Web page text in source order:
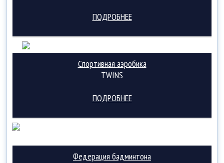
ПОДРОБНЕЕ
Спортивная аэробика
TWINS
ПОДРОБНЕЕ
Федерация бадминтона